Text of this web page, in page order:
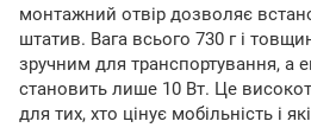
монтажний отвір дозволяє
штатив. Вага всього 730 г і
зручним для транспортування, а
становить лише 10 Вт. Це
для тих, хто цінує мобільність і